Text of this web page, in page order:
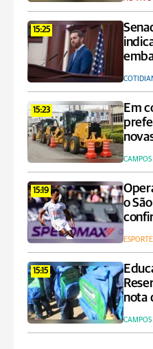
15:25
15:23
Em
CAMPOS
15:19
o
ESPORTE
15:15
nota
CAMPOS